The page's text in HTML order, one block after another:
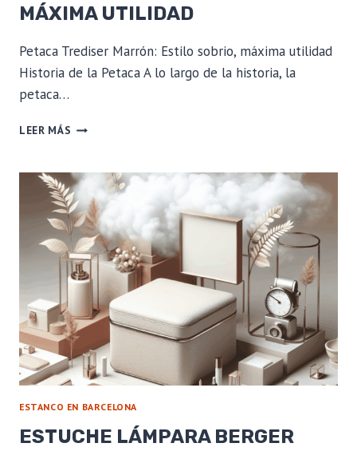
MÁXIMA UTILIDAD
Petaca Trediser Marrón: Estilo sobrio, máxima utilidad
Historia de la Petaca A lo largo de la historia, la
petaca…
LEER MÁS PETACA
MARRÓN:
ESTILO
SOBRIO,
MÁXIMA
UTILIDAD
ESTANCO EN BARCELONA
ESTUCHE LÁMPARA BERGER